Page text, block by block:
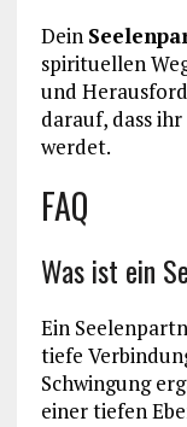
Dein
spirituellen
und
darauf, dass
werdet.
FAQ
Was ist ein
Ein
tiefe
Schwingung
einer tiefen